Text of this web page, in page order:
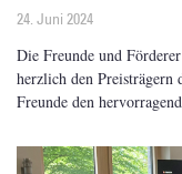
24. Juni 2024
Die Freunde und
herzlich den Preisträgern
Freunde den